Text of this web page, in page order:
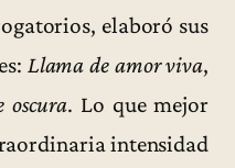
elaboró sus
Llama de amor viva,
oscura. Lo que mejor
intensidad